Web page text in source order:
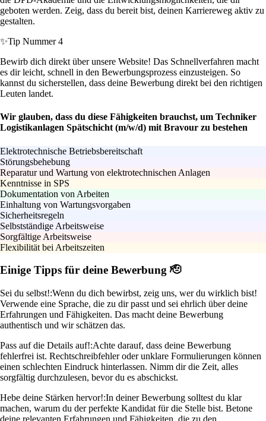
geboten werden. Zeig, dass du bereit bist, deinen Karriereweg aktiv zu
gestalten.
✨Tip Nummer 4
Bewirb dich direkt über unsere Website! Das Schnellverfahren macht
es dir leicht, schnell in den Bewerbungsprozess einzusteigen. So
kannst du sicherstellen, dass deine Bewerbung direkt bei den richtigen
Leuten landet.
Wir glauben, dass du diese Fähigkeiten brauchst, um Techniker
Logistikanlagen Spätschicht (m/w/d) mit Bravour zu bestehen
Elektrotechnische Betriebsbereitschaft
Störungsbehebung
Reparatur und Wartung von elektrotechnischen Anlagen
Kenntnisse in SPS
Dokumentation von Arbeiten
Einhaltung von Wartungsvorgaben
Sicherheitsregeln
Selbstständige Arbeitsweise
Sorgfältige Arbeitsweise
Flexibilität bei Arbeitszeiten
Einige Tipps für deine Bewerbung 🫡
Sei du selbst!:Wenn du dich bewirbst, zeig uns, wer du wirklich bist!
Verwende eine Sprache, die zu dir passt und sei ehrlich über deine
Erfahrungen und Fähigkeiten. Das macht deine Bewerbung
authentisch und wir schätzen das.
Pass auf die Details auf!:Achte darauf, dass deine Bewerbung
fehlerfrei ist. Rechtschreibfehler oder unklare Formulierungen können
einen schlechten Eindruck hinterlassen. Nimm dir die Zeit, alles
sorgfältig durchzulesen, bevor du es abschickst.
Hebe deine Stärken hervor!:In deiner Bewerbung solltest du klar
machen, warum du der perfekte Kandidat für die Stelle bist. Betone